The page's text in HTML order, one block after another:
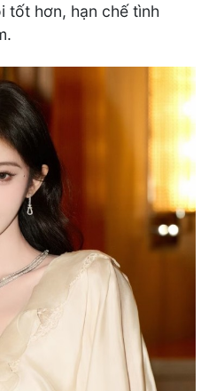
tốt hơn, hạn chế tình